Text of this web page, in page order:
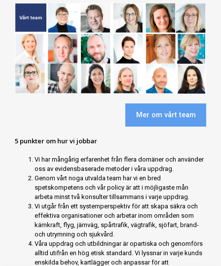
Mer om vårt team
5 punkter om hur vi jobbar
Vi har mångårig erfarenhet från flera domäner och använder
oss av evidensbaserade metoder i våra uppdrag.
Genom vårt noga utvalda team har vi en bred
spetskompetens och vår policy är att i möjligaste mån
arbeta minst två konsulter tillsammans i varje uppdrag.
Vi utgår från ett systemperspektiv för att skapa säkra och
effektiva organisationer och arbetar inom områden som
kärnkraft, flyg, järnväg, spårtrafik, vägtrafik, sjöfart, brand-
och utrymning och sjukvård.
Våra uppdrag och utbildningar är opartiska och genomförs
alltid utifrån en hög etisk standard. Vi lyssnar in varje kunds
enskilda behov, kartlägger och anpassar för att